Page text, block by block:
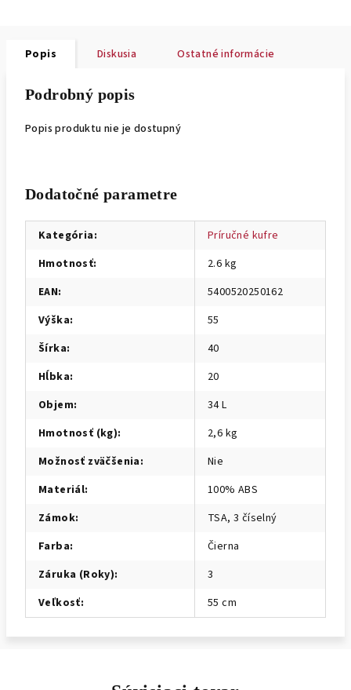
Popis Diskusia Ostatné informácie
Podrobný popis
Popis produktu nie je dostupný
Dodatočné parametre
Kategória:
Príručné kufre
Hmotnosť:
2.6 kg
EAN:
5400520250162
Výška:
55
Šírka:
40
Hĺbka:
20
Objem:
34 L
Hmotnosť (kg):
2,6 kg
Možnosť zväčšenia:
Nie
Materiál:
100% ABS
Zámok:
TSA, 3 číselný
Farba:
Čierna
Záruka (Roky):
3
Veľkosť: 55 cm